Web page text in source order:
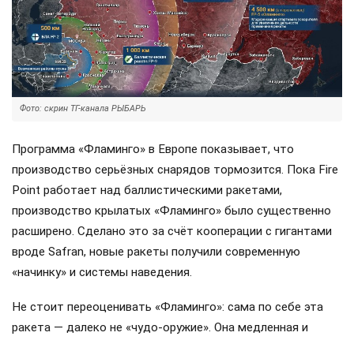
Фото: скрин ТГ-канала РЫБАРЬ
Программа «Фламинго» в Европе показывает, что
производство серьёзных снарядов тормозится. Пока Fire
Point работает над баллистическими ракетами,
производство крылатых «Фламинго» было существенно
расширено. Сделано это за счёт кооперации с гигантами
вроде Safran, новые ракеты получили современную
«начинку» и системы наведения.
Не стоит переоценивать «Фламинго»: сама по себе эта
ракета — далеко не «чудо-оружие». Она медленная и